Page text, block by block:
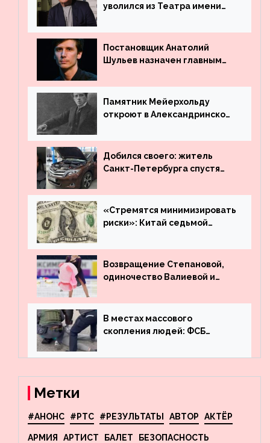
уволился из Театра имени
Постановщик Анатолий
Шульев назначен главным
Вахтангова
Памятник Мейерхольду
откроют в Александринском
Добился своего: житель
Санкт-Петербурга спустя
угнанную в Казахстан
машину
«Стремятся минимизировать
риски»: Китай седьмой
деньги из американского
госдолга
Возвращение Степановой,
одиночество Валиевой и
что обсуждают в мире
фигурного катания
В местах массового
скопления людей: ФСБ
террористов, планировавших
Метки
#АНОНС #РТС #РЕЗУЛЬТАТЫ АВТОР АКТЁР
АРМИЯ АРТИСТ БАЛЕТ БЕЗОПАСНОСТЬ